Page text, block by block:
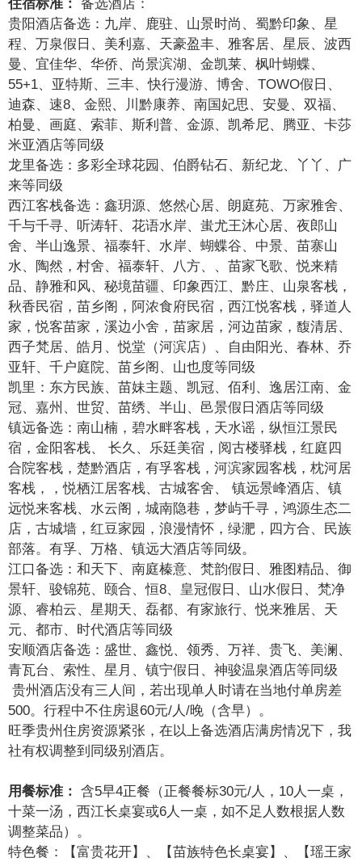
住宿标准： 备选酒店：
贵阳酒店备选：九岸、鹿驻、山景时尚、蜀黔印象、星
程、万泉假日、美利嘉、天豪盈丰、雅客居、星辰、波西
曼、宜佳华、华侨、尚景滨湖、金凯莱、枫叶蝴蝶、
55+1、亚特斯、三丰、快行漫游、博舍、TOWO假日、
迪森、速8、金熙、川黔康养、南国妃思、安曼、双福、
柏曼、画庭、索菲、斯利普、金源、凯希尼、腾亚、卡莎
米亚酒店等同级
龙里备选：多彩全球花园、伯爵钻石、新纪龙、丫丫、广
来等同级
西江客栈备选：鑫玥源、悠然心居、朗庭苑、万家雅舍、
千与千寻、听涛轩、花语水岸、蚩尤王沐心居、夜郎山
舍、半山逸景、福泰轩、水岸、蝴蝶谷、中景、苗寨山
水、陶然，村舍、福泰轩、八方、、苗家飞歌、悦来精
品、静雅和风、秘境苗疆、印象西江、黔庄、山泉客栈，
秋香民宿，苗乡阁，阿浓食府民宿，西江悦客栈，驿道人
家，悦客苗家，溪边小舍，苗家居，河边苗家，馥清居、
西子梵居、皓月、悦堂（河滨店）、自由阳光、春林、乔
亚轩、千户庭院、苗乡阁、山也度等同级
凯里：东方民族、苗妹主题、凯冠、佰利、逸居江南、金
冠、嘉州、世贸、苗绣、半山、邑景假日酒店等同级
镇远备选：南山楠，碧水畔客栈，天水谣，纵恒江景民
宿，金阳客栈、 长久、乐廷美宿，阅古楼驿栈，红庭四
合院客栈，楚黔酒店，有孚客栈，河滨家园客栈，枕河居
客栈，，悦栖江居客栈、古城客舍、 镇远景峰酒店、镇
远悦来客栈、水云阁，城南隐巷，梦屿千寻，鸿源生态二
店，古城墙，红豆家园，浪漫情怀，绿淝，四方合、民族
部落。有孚、万格、镇远大酒店等同级。
江口备选：和天下、南庭榛意、梵韵假日、雅图精品、御
景轩、骏锦苑、颐合、恒8、皇冠假日、山水假日、梵净
源、睿柏云、星期天、磊都、有家旅行、悦来雅居、天
元、都市、时代酒店等同级
安顺酒店备选：盛世、鑫悦、领秀、万祥、贵飞、美澜、
青瓦台、索性、星月、镇宁假日、神骏温泉酒店等同级
贵州酒店没有三人间，若出现单人时请在当地付单房差
500。行程中不住房退60元/人/晚（含早）。
旺季贵州住房资源紧张，在以上备选酒店满房情况下，我
社有权调整到同级别酒店。
用餐标准： 含5早4正餐（正餐餐标30元/人，10人一桌，
十菜一汤，西江长桌宴或6人一桌，如不足人数根据人数
调整菜品）。
特色餐：【富贵花开】、【苗族特色长桌宴】、【瑶王家